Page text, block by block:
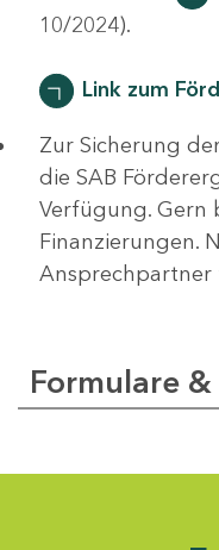
10/2024).
Link zum
Zur Sicherung
die SAB
Verfügung. Gern
Finanzierungen.
Ansprechpartner
Formulare